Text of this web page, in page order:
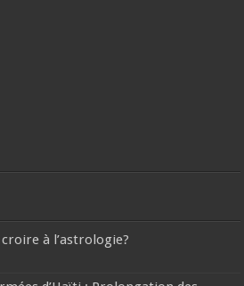
à l’astrologie?